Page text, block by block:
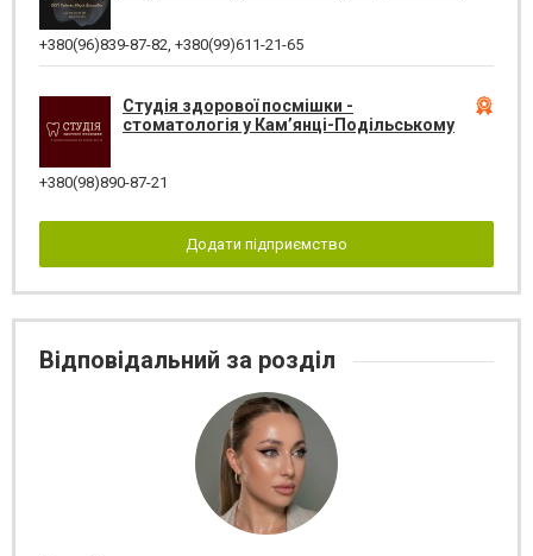
+380(96)839-87-82, +380(99)611-21-65
Студія здорової посмішки -
стоматологія у Кам’янці-Подільському
+380(98)890-87-21
Додати підприємство
Відповідальний за розділ